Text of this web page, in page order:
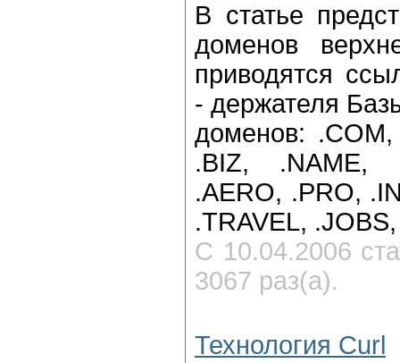
В статье
доменов
приводятся
- держателя
доменов:
.BIZ, .NAME,
.AERO, .PRO,
.TRAVEL,
С 10.04.2006
3067 раз(а).
Технология Curl